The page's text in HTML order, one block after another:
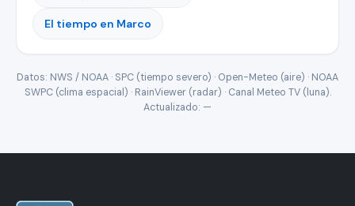
El tiempo en Marco
Datos: NWS / NOAA · SPC (tiempo severo) · Open-Meteo (aire) · NOAA
SWPC (clima espacial) · RainViewer (radar) · Canal Meteo TV (luna).
Actualizado: —